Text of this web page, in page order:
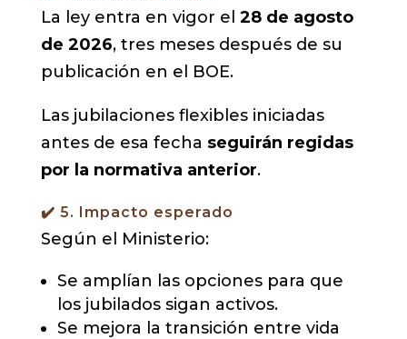
La ley entra en vigor el 28 de agosto
de 2026, tres meses después de su
publicación en el BOE.
Las jubilaciones flexibles iniciadas
antes de esa fecha seguirán regidas
por la normativa anterior.
✔️ 5. Impacto esperado
Según el Ministerio:
Se amplían las opciones para que
los jubilados sigan activos.
Se mejora la transición entre vida